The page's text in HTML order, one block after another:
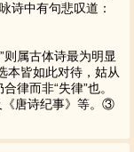
诗中有句悲叹道：
属古体诗最为明显
本皆如此对待，姑从
律而非“失律”也。
《唐诗纪事》等。③